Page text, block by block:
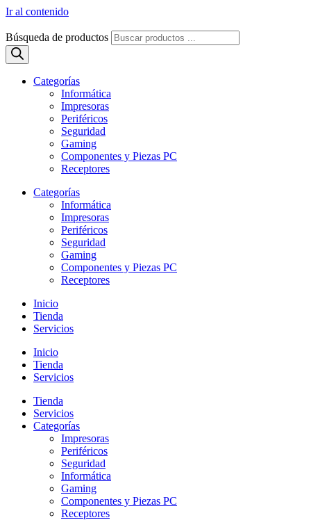
Ir al contenido
Búsqueda de productos
Categorías
Informática
Impresoras
Periféricos
Seguridad
Gaming
Componentes y Piezas PC
Receptores
Categorías
Informática
Impresoras
Periféricos
Seguridad
Gaming
Componentes y Piezas PC
Receptores
Inicio
Tienda
Servicios
Inicio
Tienda
Servicios
Tienda
Servicios
Categorías
Impresoras
Periféricos
Seguridad
Informática
Gaming
Componentes y Piezas PC
Receptores